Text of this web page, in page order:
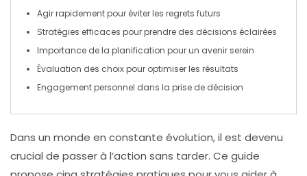
Agir rapidementpour éviter les regrets futurs
Stratégies efficaces pour prendre des décisions éclairées
Importance de la planification pour un avenir serein
Évaluation des choixpour optimiser les résultats
Engagement personnel dans la prise de décision
Dans un monde en constante évolution, il est devenu
crucial de passer à l’action sans tarder. Ce guide